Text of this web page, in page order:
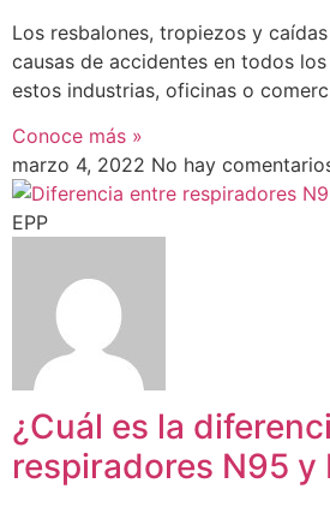
Los resbalones, tropiezos y
causas de accidentes en todos
estos industrias, oficinas o
Conoce más »
marzo 4, 2022 No hay
EPP
¿Cuál es la
respiradores N95 y